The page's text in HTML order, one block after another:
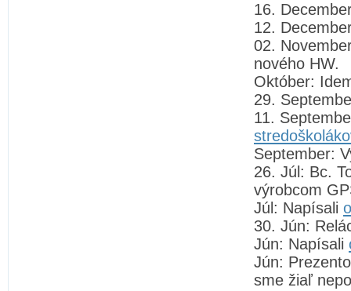
16.
12.
02.
nového HW.
Október:
29.
11.
September:
26. Júl: Bc.
výrobcom
Júl: Napísali
30. Jún:
Jún: Napísali
Jún:
sme žiaľ